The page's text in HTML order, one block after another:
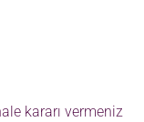
kararı vermeniz